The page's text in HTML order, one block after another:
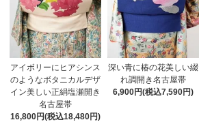
アイボリーにヒアシンス
のようなボタニカルデザ
イン美しい正絹塩瀬開き
名古屋帯
16,800円(税込18,480円)
深い青に椿の花美しい綴
れ調開き名古屋帯
6,900円(税込7,590円)